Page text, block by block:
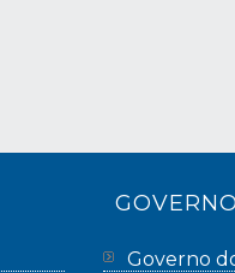
Governo